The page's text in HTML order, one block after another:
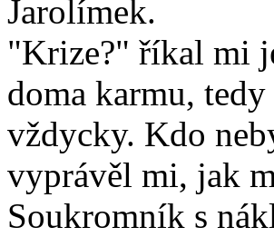
Jarolímek.
"Krize?" říkal mi
doma karmu,
vždycky. Kdo
vyprávěl mi, jak
Soukromník s